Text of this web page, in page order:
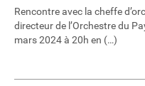
Rencontre avec la cheffe
directeur de l’Orchestre du
mars 2024 à 20h en (…)